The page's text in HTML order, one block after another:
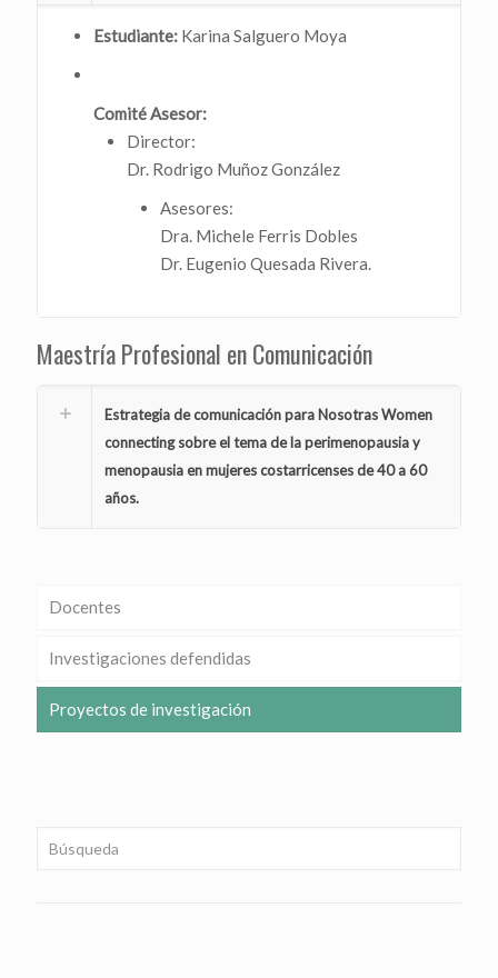
Estudiante: Karina Salguero Moya
Comité Asesor:
Director:
Dr. Rodrigo Muñoz González
Asesores:
Dra. Michele Ferris Dobles
Dr. Eugenio Quesada Rivera.
Maestría Profesional en Comunicación
Estrategia de comunicación para Nosotras Women
connecting sobre el tema de la perimenopausia y
menopausia en mujeres costarricenses de 40 a 60
años.
Docentes
Investigaciones defendidas
Proyectos de investigación